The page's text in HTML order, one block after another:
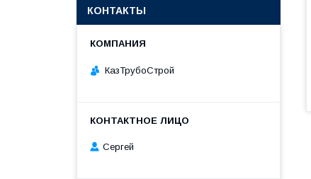
КОНТАКТЫ
КазТрубоСтрой
Сергей